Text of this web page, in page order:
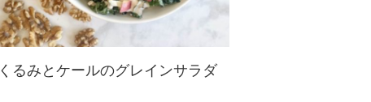
くるみとケールのグレインサラダ